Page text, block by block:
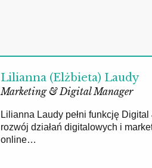
Lilianna (Elżbieta) Laudy
Marketing & Digital Manager
Lilianna Laudy pełni funkcję
rozwój działań digitalowych i
online…